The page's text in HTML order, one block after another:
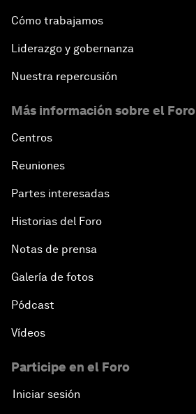
Cómo trabajamos
Liderazgo y gobernanza
Nuestra repercusión
Más información sobre el Foro
Centros
Reuniones
Partes interesadas
Historias del Foro
Notas de prensa
Galería de fotos
Pódcast
Vídeos
Participe en el Foro
Iniciar sesión